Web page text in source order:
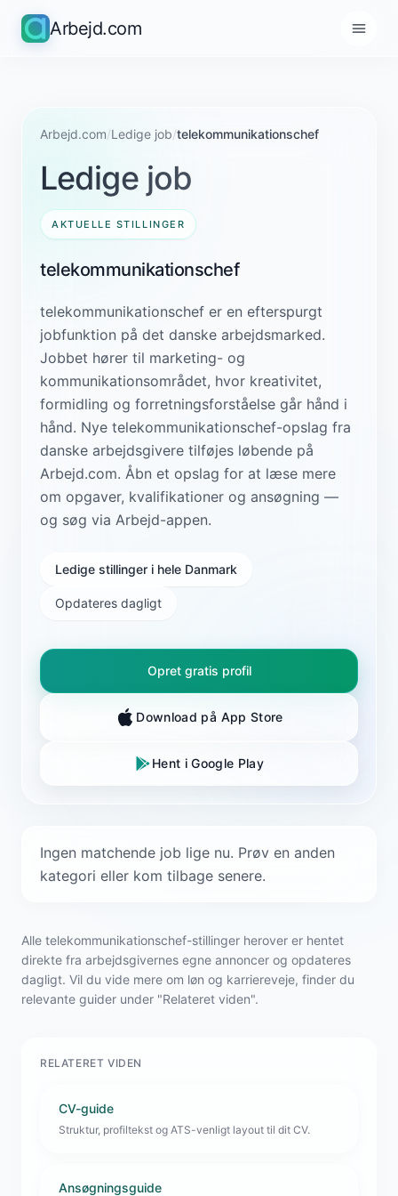
Arbejd.com
Arbejd.com/Ledige job/telekommunikationschef
Ledige job
AKTUELLE STILLINGER
telekommunikationschef
telekommunikationschef er en efterspurgt
jobfunktion på det danske arbejdsmarked.
Jobbet hører til marketing- og
kommunikationsområdet, hvor kreativitet,
formidling og forretningsforståelse går hånd i
hånd. Nye telekommunikationschef-opslag fra
danske arbejdsgivere tilføjes løbende på
Arbejd.com. Åbn et opslag for at læse mere
om opgaver, kvalifikationer og ansøgning —
og søg via Arbejd-appen.
Ledige stillinger i hele Danmark
Opdateres dagligt
Opret gratis profil
Download på App Store
Hent i Google Play
Ingen matchende job lige nu. Prøv en anden
kategori eller kom tilbage senere.
Alle telekommunikationschef-stillinger herover er hentet
direkte fra arbejdsgivernes egne annoncer og opdateres
dagligt. Vil du vide mere om løn og karriereveje, finder du
relevante guider under "Relateret viden".
RELATERET VIDEN
CV-guide
Struktur, profiltekst og ATS-venligt layout til dit CV.
Ansøgningsguide